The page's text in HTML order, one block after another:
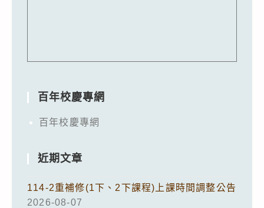
百年校慶專網
百年校慶專網
近期文章
114-2重補修(1下、2下課程)上課時間調整公告
2026-08-07